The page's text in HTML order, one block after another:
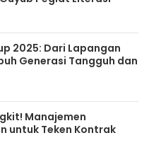
2025: Dari Lapangan
Generasi Tangguh dan
Manajemen
untuk Teken Kontrak